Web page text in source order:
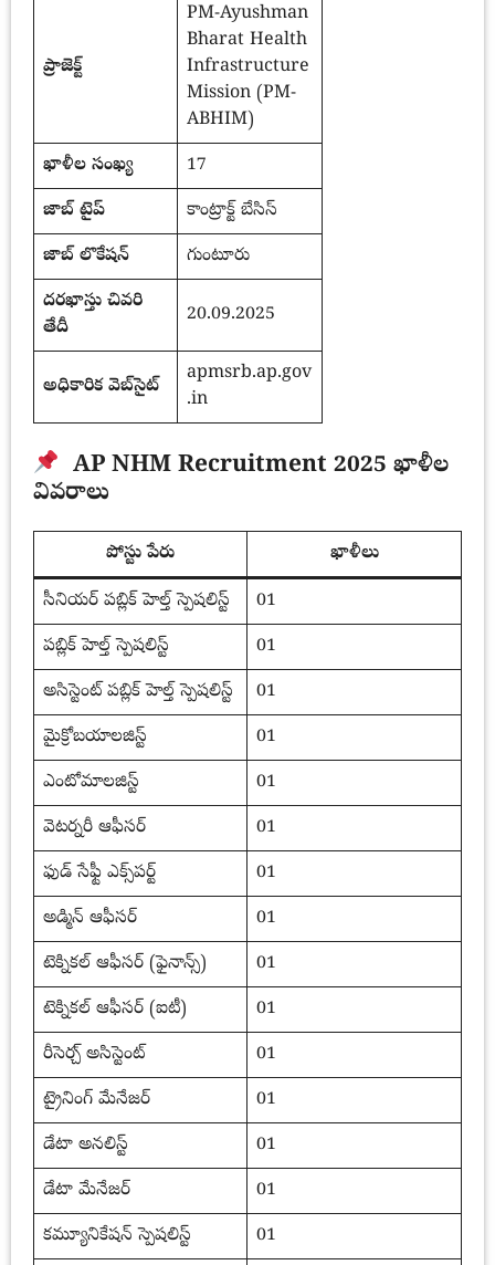
ప్రాజెక్ట్
PM-Ayushman
Bharat Health
Infrastructure
Mission (PM-
ABHIM)
ఖాళీల సంఖ్య
17
జాబ్ టైప్
కాంట్రాక్ట్ బేసిస్
జాబ్ లొకేషన్
గుంటూరు
దరఖాస్తు చివరి
తేదీ
20.09.2025
అధికారిక వెబ్‌సైట్
apmsrb.ap.gov
.in
AP NHM Recruitment 2025 ఖాళీల
వివరాలు
పోస్టు పేరు
ఖాళీలు
సీనియర్ పబ్లిక్ హెల్త్ స్పెషలిస్ట్
01
పబ్లిక్ హెల్త్ స్పెషలిస్ట్
01
అసిస్టెంట్ పబ్లిక్ హెల్త్ స్పెషలిస్ట్
01
మైక్రోబయాలజిస్ట్
01
ఎంటోమాలజిస్ట్
01
వెటర్నరీ ఆఫీసర్
01
ఫుడ్ సేఫ్టీ ఎక్స్‌పర్ట్
01
అడ్మిన్ ఆఫీసర్
01
టెక్నికల్ ఆఫీసర్ (ఫైనాన్స్)
01
టెక్నికల్ ఆఫీసర్ (ఐటీ)
01
రీసెర్చ్ అసిస్టెంట్
01
ట్రైనింగ్ మేనేజర్
01
డేటా అనలిస్ట్
01
డేటా మేనేజర్
01
కమ్యూనికేషన్ స్పెషలిస్ట్
01